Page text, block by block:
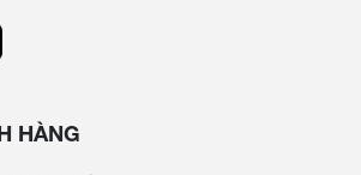
HÀNG